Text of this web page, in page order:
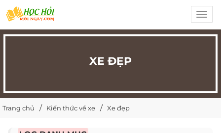
XE ĐẸP
Trang chủ Kiến thức về xe Xe đẹp